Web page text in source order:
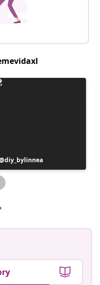
Príspevok
zverejnil
diy_bylinnea